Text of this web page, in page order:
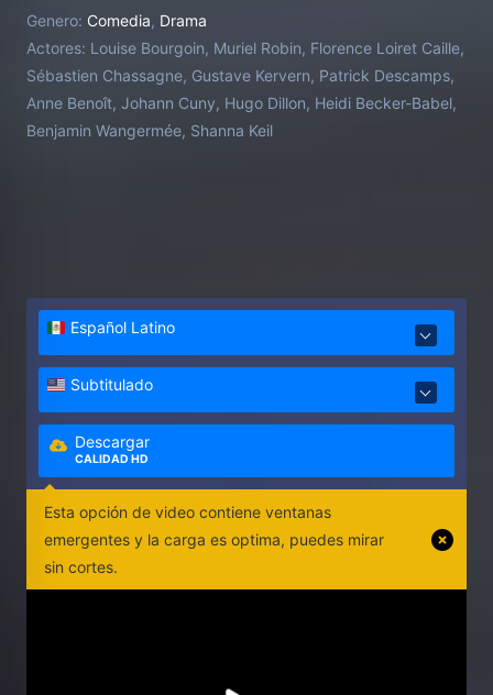
en la jefa de su madre. Y peor aún: tendrán que
trabajar juntas en un caso aparentemente rutinario
que las pondrá a prueba.
Genero: Comedia, Drama
Actores: Louise Bourgoin, Muriel Robin, Florence Loiret Caille,
Sébastien Chassagne, Gustave Kervern, Patrick Descamps,
Anne Benoît, Johann Cuny, Hugo Dillon, Heidi Becker-Babel,
Benjamin Wangermée, Shanna Keil
Español Latino
Subtitulado
Descargar
CALIDAD HD
Esta opción de video contiene ventanas
emergentes y la carga es optima, puedes mirar
sin cortes.